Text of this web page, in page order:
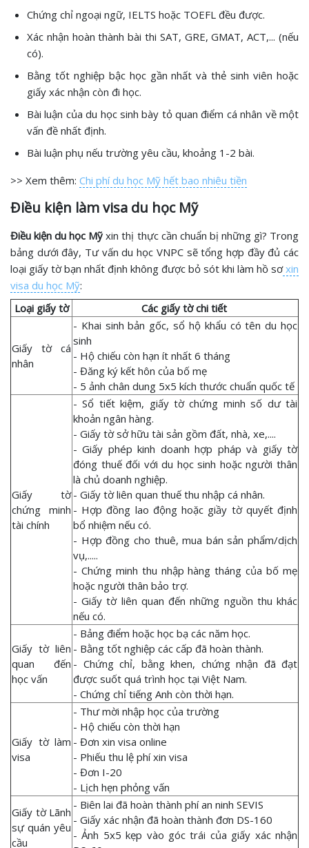
Chứng chỉ ngoại ngữ, IELTS hoặc TOEFL đều được.
Xác nhận hoàn thành bài thi SAT, GRE, GMAT, ACT,... (nếu
có).
Bằng tốt nghiệp bậc học gần nhất và thẻ sinh viên hoặc
giấy xác nhận còn đi học.
Bài luận của du học sinh bày tỏ quan điểm cá nhân về một
vấn đề nhất định.
Bài luận phụ nếu trường yêu cầu, khoảng 1-2 bài.
>> Xem thêm: Chi phí du học Mỹ hết bao nhiêu tiền
Điều kiện làm visa du học Mỹ
Điều kiện du học Mỹ xin thị thực cần chuẩn bị những gì? Trong
bảng dưới đây, Tư vấn du học VNPC sẽ tổng hợp đầy đủ các
loại giấy tờ bạn nhất định không được bỏ sót khi làm hồ sơxin
visa du học Mỹ:
Loại giấy tờ
Các giấy tờ chi tiết
Giấy tờ cá
nhân
- Khai sinh bản gốc, sổ hộ khẩu có tên du học
sinh
- Hộ chiếu còn hạn ít nhất 6 tháng
- Đăng ký kết hôn của bố mẹ
- 5 ảnh chân dung 5x5 kích thước chuẩn quốc tế
Giấy tờ
chứng minh
tài chính
- Sổ tiết kiệm, giấy tờ chứng minh số dư tài
khoản ngân hàng.
- Giấy tờ sở hữu tài sản gồm đất, nhà, xe,....
- Giấy phép kinh doanh hợp pháp và giấy tờ
đóng thuế đối với du học sinh hoặc người thân
là chủ doanh nghiệp.
- Giấy tờ liên quan thuế thu nhập cá nhân.
- Hợp đồng lao động hoặc giầy tờ quyết định
bổ nhiệm nếu có.
- Hợp đồng cho thuê, mua bán sản phẩm/dịch
vụ,.....
- Chứng minh thu nhập hàng tháng của bố mẹ
hoặc người thân bảo trợ.
- Giấy tờ liên quan đến những nguồn thu khác
nếu có.
Giấy tờ liên
quan đến
học vấn
- Bảng điểm hoặc học bạ các năm học.
- Bằng tốt nghiệp các cấp đã hoàn thành.
- Chứng chỉ, bằng khen, chứng nhận đã đạt
được suốt quá trình học tại Việt Nam.
- Chứng chỉ tiếng Anh còn thời hạn.
Giấy tờ làm
visa
- Thư mời nhập học của trường
- Hộ chiếu còn thời hạn
- Đơn xin visa online
- Phiếu thu lệ phí xin visa
- Đơn I-20
- Lịch hẹn phỏng vấn
Giấy tờ Lãnh
sự quán yêu
cầu
- Biên lai đã hoàn thành phí an ninh SEVIS
- Giấy xác nhận đã hoàn thành đơn DS-160
- Ảnh 5x5 kẹp vào góc trái của giấy xác nhận